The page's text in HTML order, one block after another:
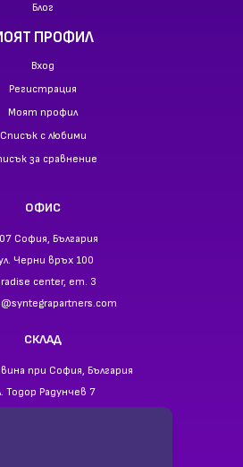
Блог
ПРОФИЛ
Вход
Регистрация
Моят профил
Списък с любими
за сравнение
ОФИС
София, България
Черни връх 100
center, ет. 3
СКЛАД
при София, България
Тодор Радунчев 7